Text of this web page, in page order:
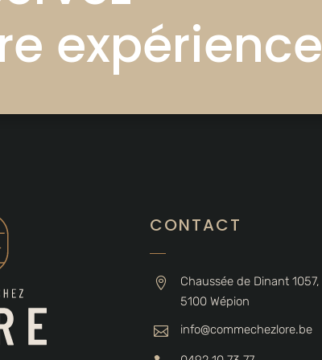
expérience
CONTACT

Chaussée de Dinant 1057,
5100 Wépion
 info@commechezlore.be